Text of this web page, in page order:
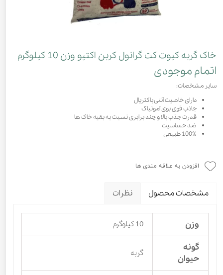
خاک گربه کیوت کت گرانول کربن اکتیو وزن 10 کیلوگرم
اتمام موجودی
سایر مشخصات:
دارای خاصیت آنتی باکتریال
جاذب قوی بوی آمونیاک
قدرت جذب بالا و چند برابری نسبت به بقیه خاک ها
ضد حساسیت
100% طبیعی
افزودن به علاقه مندی ها
مشخصات محصول نظرات
وزن 10 کیلوگرم
گونه
حیوان
گربه